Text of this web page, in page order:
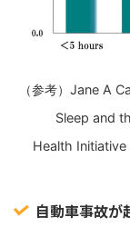
（参考）Jane A
Sleep and
Health Initiative
自動車事故が